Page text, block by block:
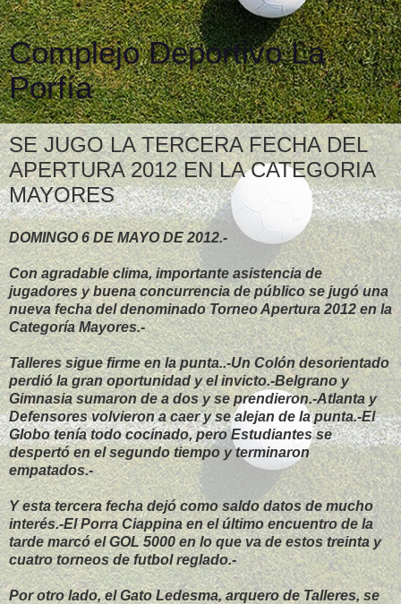
Complejo Deportivo La
Porfía
SE JUGO LA TERCERA FECHA DEL
APERTURA 2012 EN LA CATEGORIA
MAYORES
DOMINGO 6 DE MAYO DE 2012.-
Con agradable clima, importante asistencia de
jugadores y buena concurrencia de público se jugó una
nueva fecha del denominado Torneo Apertura 2012 en la
Categoría Mayores.-
Talleres sigue firme en la punta..-Un Colón desorientado
perdió la gran oportunidad y el invicto.-Belgrano y
Gimnasia sumaron de a dos y se prendieron.-Atlanta y
Defensores volvieron a caer y se alejan de la punta.-El
Globo tenía todo cocinado, pero Estudiantes se
despertó en el segundo tiempo y terminaron
empatados.-
Y esta tercera fecha dejó como saldo datos de mucho
interés.-El Porra Ciappina en el último encuentro de la
tarde marcó el GOL 5000 en lo que va de estos treinta y
cuatro torneos de futbol reglado.-
Por otro lado, el Gato Ledesma, arquero de Talleres, se